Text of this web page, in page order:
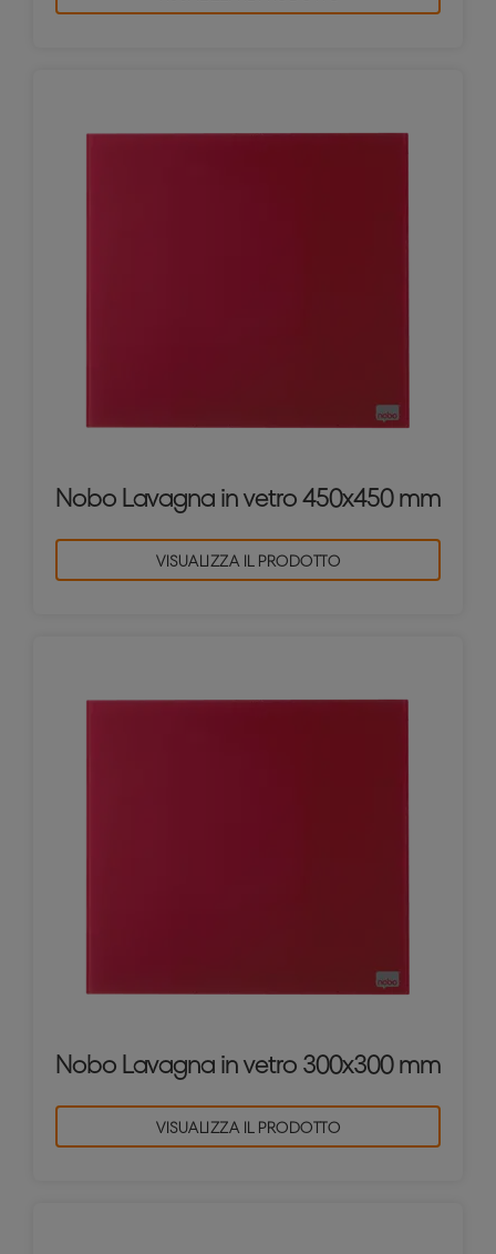
Nobo Lavagna in vetro 450x450 mm
VISUALIZZA IL PRODOTTO
Nobo Lavagna in vetro 300x300 mm
VISUALIZZA IL PRODOTTO